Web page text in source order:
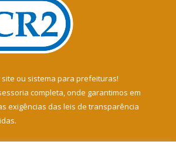
ou sistema para prefeituras!
completa, onde garantimos em
exigências das leis de transparência